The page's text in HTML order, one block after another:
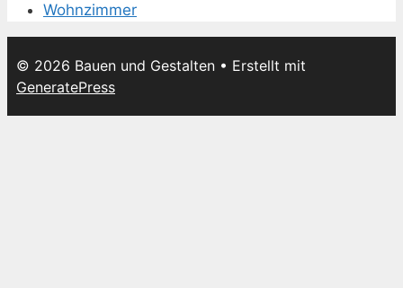
Wohnzimmer
© 2026 Bauen und Gestalten • Erstellt mit
GeneratePress